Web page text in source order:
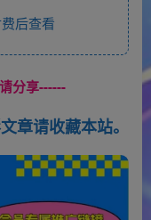
后查看
分享------
章请收藏本站。